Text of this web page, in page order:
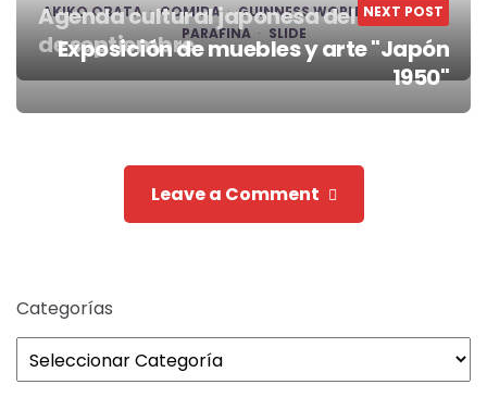
AKIKO OBATA COMIDA
GUINNESS WORLD RECORDS
PARAFINA
SLIDE
Post
navigation
Agenda cultural japonesa del 22 al 28
de septiembre
NEXT POST
Exposición de muebles y arte "Japón
1950"
Leave a Comment
Categorías